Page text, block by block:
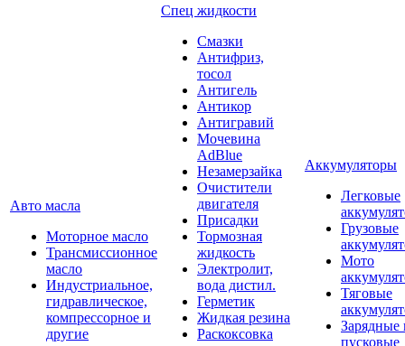
Авто масла
Моторное масло
Трансмиссионное
масло
Индустриальное,
гидравлическое,
компрессорное и
другие
Спец жидкости
Смазки
Антифриз,
тосол
Антигель
Антикор
Антигравий
Мочевина
AdBlue
Незамерзайка
Очистители
двигателя
Присадки
Тормозная
жидкость
Электролит,
вода дистил.
Герметик
Жидкая резина
Раскоксовка
Аккумуляторы
Легковые
Грузовые
Мото
Тяговые
Зарядные
пусковые